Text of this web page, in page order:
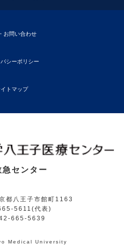
お問い合わせ
シーポリシー
トマップ
急センター
都八王子市館町1163
5611(代表)
665-5639
Medical University